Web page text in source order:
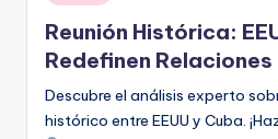
en
Reunión Histórica:
Redefinen Relaciones
Descubre el análisis experto
histórico entre EEUU y Cuba.